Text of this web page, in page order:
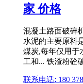
家 价格
混凝土路面破碎
水泥的主要原料
煤炭,每年仅用于
工和... 铁渣粉砼
联系电话: 180